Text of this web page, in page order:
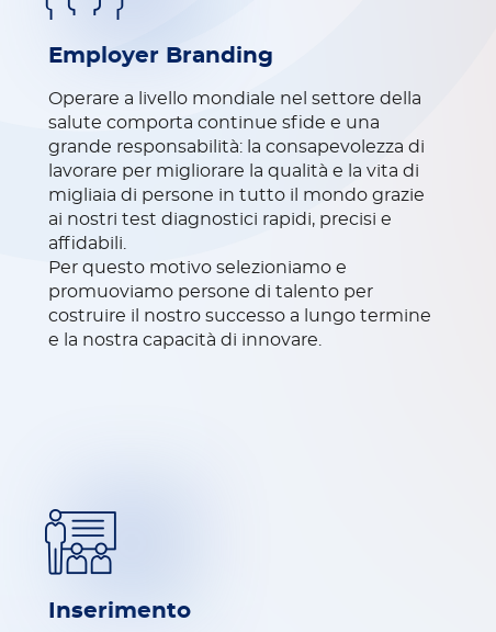
Employer Branding
Operare a livello mondiale nel settore della
salute comporta continue sfide e una
grande responsabilità: la consapevolezza di
lavorare per migliorare la qualità e la vita di
migliaia di persone in tutto il mondo grazie
ai nostri test diagnostici rapidi, precisi e
affidabili.
Per questo motivo selezioniamo e
promuoviamo persone di talento per
costruire il nostro successo a lungo termine
e la nostra capacità di innovare.
Inserimento